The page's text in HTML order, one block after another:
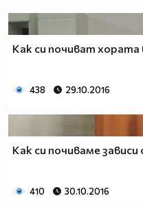
Как си почиват хората
438 29.10.2016
Как си почиваме
410 30.10.2016